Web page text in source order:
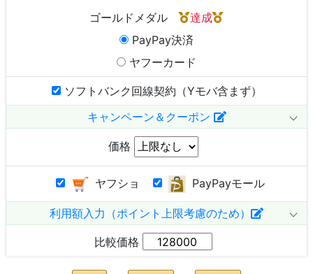
ゴールドメダル
達成
PayPay決済
ヤフーカード
ソフトバンク回線契約（Yモバ含まず）
キャンペーン＆クーポン
価格
ヤフショ PayPayモール
利用額入力（ポイント上限考慮のため）
比較価格